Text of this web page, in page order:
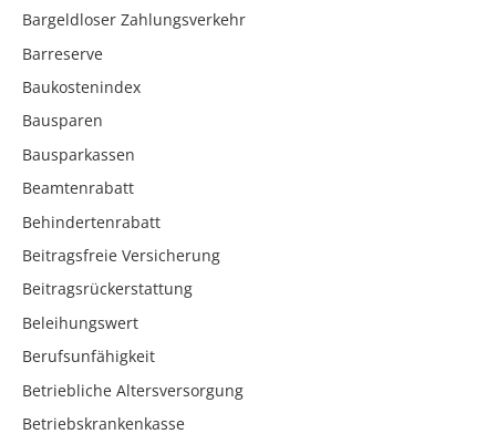
Bargeldloser Zahlungsverkehr
Barreserve
Baukostenindex
Bausparen
Bausparkassen
Beamtenrabatt
Behindertenrabatt
Beitragsfreie Versicherung
Beitragsrückerstattung
Beleihungswert
Berufsunfähigkeit
Betriebliche Altersversorgung
Betriebskrankenkasse